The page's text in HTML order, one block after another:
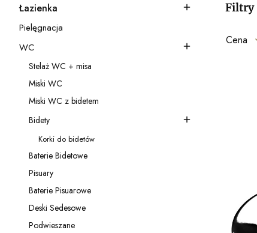
Kategoria - Łazienka
Łazienka
Kategoria - Pielęgnacja
Pielęgnacja
Kategoria - WC
WC
Kategoria - Stelaż WC + misa
Stelaż WC + misa
Kategoria - Miski WC
Miski WC
Kategoria - Miski WC z bidetem
Miski WC z bidetem
Kategoria - Bidety
Bidety
Kategoria - Korki do bidetów
Korki do bidetów
Kategoria - Baterie Bidetowe
Baterie Bidetowe
Kategoria - Pisuary
Pisuary
Kategoria - Baterie Pisuarowe
Baterie Pisuarowe
Kategoria - Deski Sedesowe
Deski Sedesowe
Podwieszane
Filtry
Cena